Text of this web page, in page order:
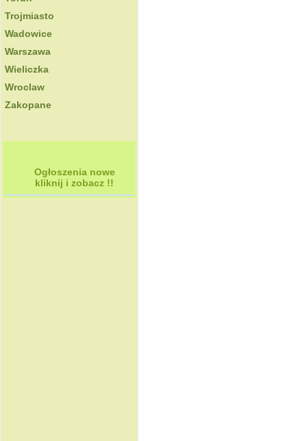
Trojmiasto
Wadowice
Warszawa
Wieliczka
Wroclaw
Zakopane
Ogłoszenia nowe
kliknij i zobacz !!